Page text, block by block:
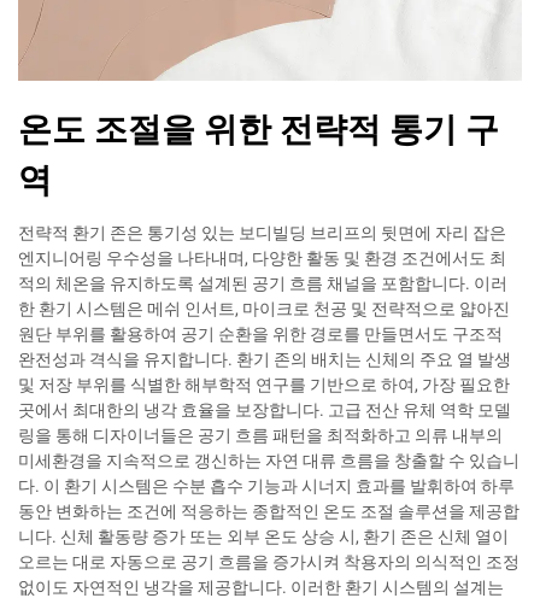
온도 조절을 위한 전략적 통기 구
역
전략적 환기 존은 통기성 있는 보디빌딩 브리프의 뒷면에 자리 잡은
엔지니어링 우수성을 나타내며, 다양한 활동 및 환경 조건에서도 최
적의 체온을 유지하도록 설계된 공기 흐름 채널을 포함합니다. 이러
한 환기 시스템은 메쉬 인서트, 마이크로 천공 및 전략적으로 얇아진
원단 부위를 활용하여 공기 순환을 위한 경로를 만들면서도 구조적
완전성과 격식을 유지합니다. 환기 존의 배치는 신체의 주요 열 발생
및 저장 부위를 식별한 해부학적 연구를 기반으로 하여, 가장 필요한
곳에서 최대한의 냉각 효율을 보장합니다. 고급 전산 유체 역학 모델
링을 통해 디자이너들은 공기 흐름 패턴을 최적화하고 의류 내부의
미세환경을 지속적으로 갱신하는 자연 대류 흐름을 창출할 수 있습니
다. 이 환기 시스템은 수분 흡수 기능과 시너지 효과를 발휘하여 하루
동안 변화하는 조건에 적응하는 종합적인 온도 조절 솔루션을 제공합
니다. 신체 활동량 증가 또는 외부 온도 상승 시, 환기 존은 신체 열이
오르는 대로 자동으로 공기 흐름을 증가시켜 착용자의 의식적인 조정
없이도 자연적인 냉각을 제공합니다. 이러한 환기 시스템의 설계는